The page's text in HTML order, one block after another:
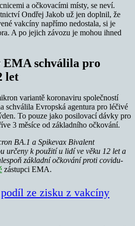
a očkovacími místy, se neví.
Ondřej Jakob už jen doplnil, že
vakcíny napřímo nedostala, si je
A po jejich závozu je mohou ihned
EMA schválila pro
let
variantě koronaviru společností
schválila Evropská agentura pro léčivé
To pouze jako posilovací dávky pro
3 měsíce od základního očkování.
BA.1 a Spikevax Bivalent
určeny k použití u lidí ve věku 12 let a
základní očkování proti covidu-
zástupci EMA.
ze zisku z vakcíny